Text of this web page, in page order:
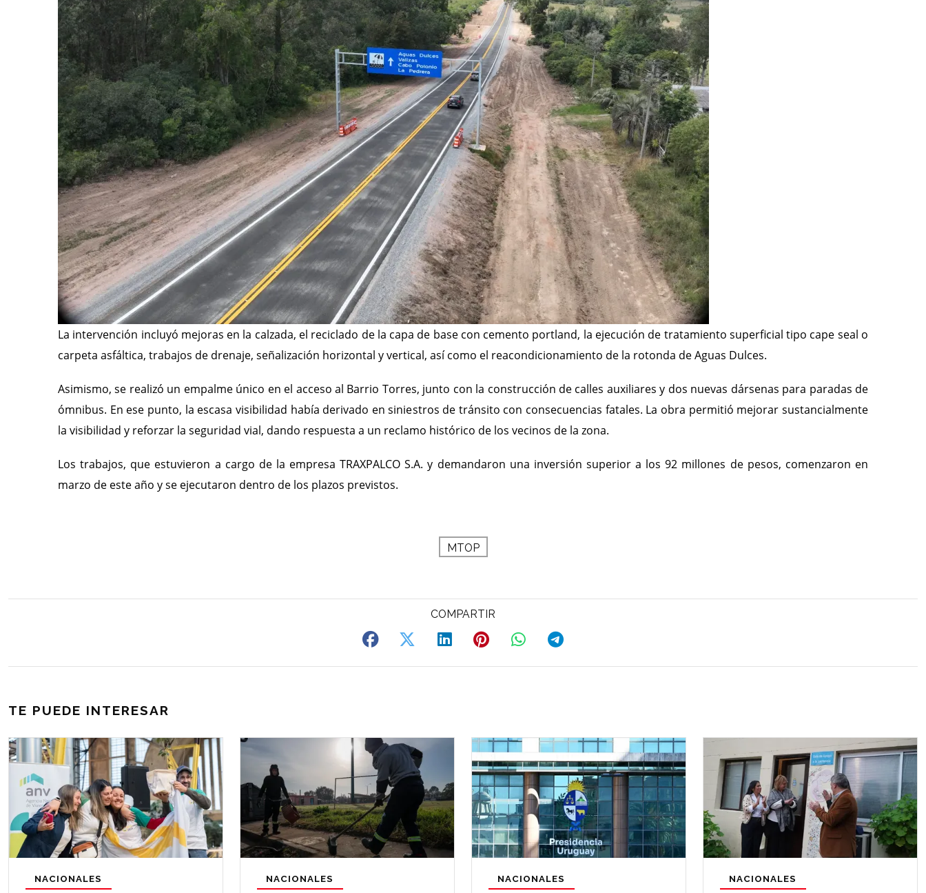
La intervención incluyó mejoras en la calzada, el reciclado de la capa de base con cemento portland, la ejecución de tratamiento superficial tipo cape seal o
carpeta asfáltica, trabajos de drenaje, señalización horizontal y vertical, así como el reacondicionamiento de la rotonda de Aguas Dulces.
Asimismo, se realizó un empalme único en el acceso al Barrio Torres, junto con la construcción de calles auxiliares y dos nuevas dársenas para paradas de
ómnibus. En ese punto, la escasa visibilidad había derivado en siniestros de tránsito con consecuencias fatales. La obra permitió mejorar sustancialmente
la visibilidad y reforzar la seguridad vial, dando respuesta a un reclamo histórico de los vecinos de la zona.
Los trabajos, que estuvieron a cargo de la empresa TRAXPALCO S.A. y demandaron una inversión superior a los 92 millones de pesos, comenzaron en
marzo de este año y se ejecutaron dentro de los plazos previstos.
MTOP
TE PUEDE INTERESAR
NACIONALES NACIONALES NACIONALES NACIONALES